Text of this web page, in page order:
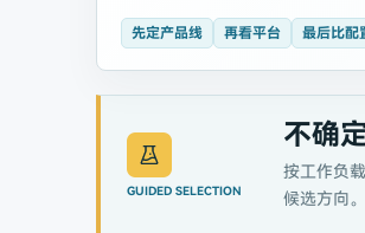
先定产品线 再看平台 最后比配
GUIDED SELECTION
不确
按工作负
候选方向。